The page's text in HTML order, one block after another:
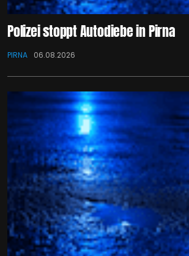
Polizei stoppt Autodiebe in Pirna
PIRNA 06.08.2026